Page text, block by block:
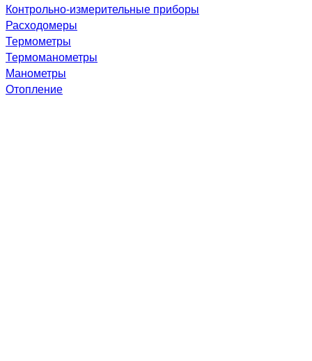
Контрольно-измерительные приборы
Расходомеры
Термометры
Термоманометры
Манометры
Отопление